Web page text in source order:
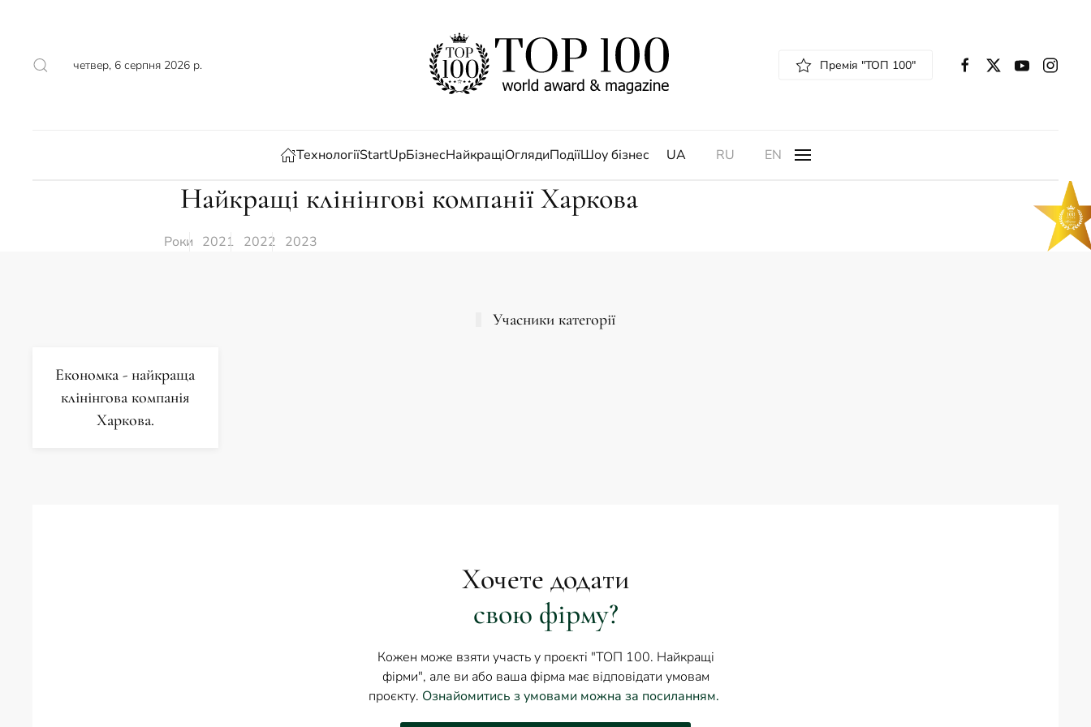
четвер, 6 серпня 2026 р. Премія "ТОП 100"
ТехнологіїStartUpБізнесНайкращіОглядиПодіїШоу бізнес UA RU EN
Найкращі клінінгові компанії Харкова
Роки 2021 2022 2023
Учасники категорії
Економка - найкраща
клінінгова компанія
Харкова.
Хочете додати
свою фірму?
Кожен може взяти участь у проєкті "ТОП 100. Найкращі
фірми", але ви або ваша фірма має відповідати умовам
проєкту. Ознайомитись з умовами можна за посиланням.